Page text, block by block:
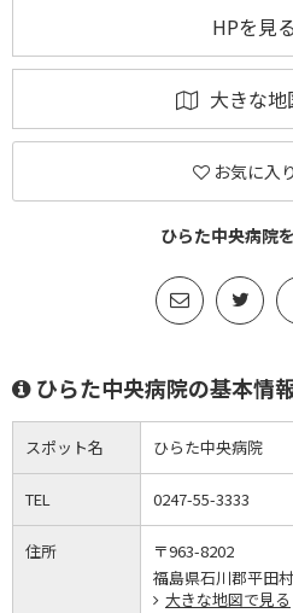
HPを見る
大きな地
お気に入
ひらた中央病院
ひらた中央病院の基本情
スポット名 ひらた中央病院
TEL 0247-55-3333
住所
〒963-8202
福島県石川郡平田
大きな地図で見る